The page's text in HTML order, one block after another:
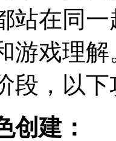
站在同
游戏理
段，以
创建：